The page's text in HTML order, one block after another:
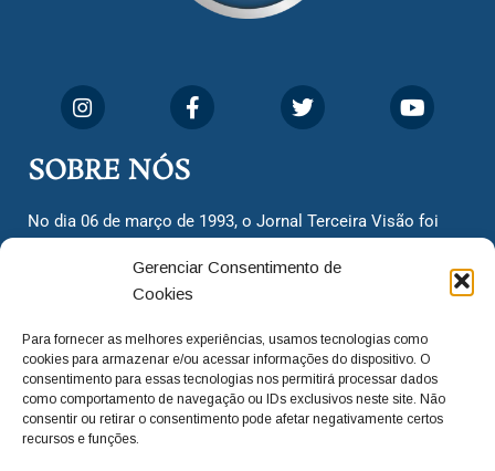
Gerenciar Consentimento de
Cookies
Para fornecer as melhores experiências, usamos tecnologias como
cookies para armazenar e/ou acessar informações do dispositivo. O
consentimento para essas tecnologias nos permitirá processar dados
como comportamento de navegação ou IDs exclusivos neste site. Não
consentir ou retirar o consentimento pode afetar negativamente certos
recursos e funções.
SOBRE NÓS
No dia 06 de março de 1993, o Jornal Terceira Visão foi
cidadãos valinhenses, já que naquela época só existiam
dois jornais. Há mais de 30 anos, o jornal continua
com o foco de trazer as melhores notícias. Nunca
deixamos de lado as necessidades do cidadão, sempre
questionando os órgãos públicos em busca de melhorias
para a cidade e sempre cobrando resoluções para casos